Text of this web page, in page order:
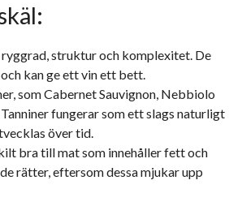
struktur och komplexitet. De
kan ge ett vin ett bett.
som Cabernet Sauvignon, Nebbiolo
fungerar som ett slags naturligt
över tid.
bra till mat som innehåller fett och
rätter, eftersom dessa mjukar upp